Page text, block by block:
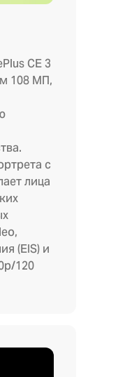
CE 3
108 МП,
с
лица
(EIS) и
120